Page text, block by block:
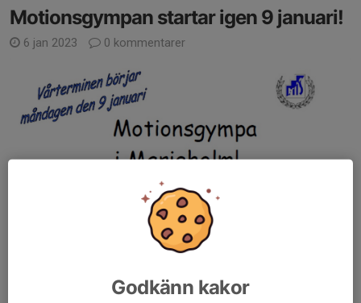
Motionsgympan startar igen 9 januari!
6 jan 2023 0 kommentarer
Godkänn kakor